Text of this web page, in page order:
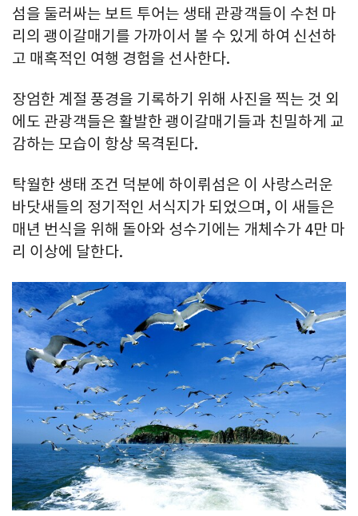
섬을 둘러싸는 보트 투어는 생태 관광객들이 수천 마
리의 괭이갈매기를 가까이서 볼 수 있게 하여 신선하
고 매혹적인 여행 경험을 선사한다.
장엄한 계절 풍경을 기록하기 위해 사진을 찍는 것 외
에도 관광객들은 활발한 괭이갈매기들과 친밀하게 교
감하는 모습이 항상 목격된다.
탁월한 생태 조건 덕분에 하이뤼섬은 이 사랑스러운
바닷새들의 정기적인 서식지가 되었으며, 이 새들은
매년 번식을 위해 돌아와 성수기에는 개체수가 4만 마
리 이상에 달한다.